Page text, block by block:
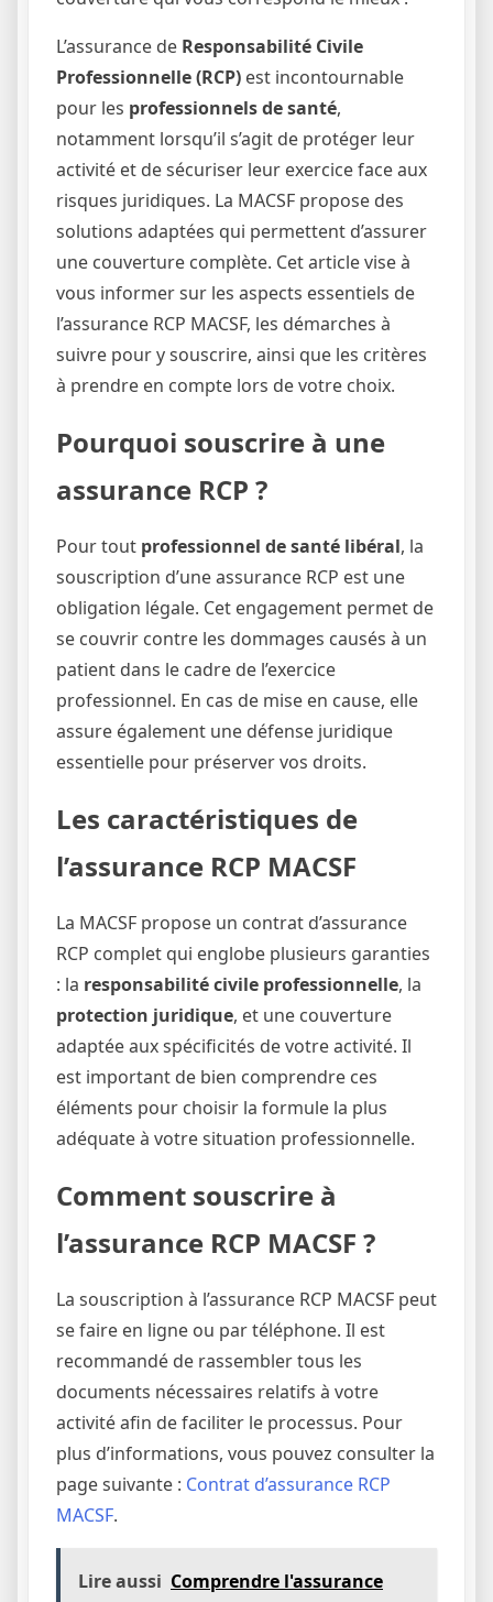
L’assurance de Responsabilité Civile
Professionnelle (RCP) est incontournable
pour les professionnels de santé,
notamment lorsqu’il s’agit de protéger leur
activité et de sécuriser leur exercice face aux
risques juridiques. La MACSF propose des
solutions adaptées qui permettent d’assurer
une couverture complète. Cet article vise à
vous informer sur les aspects essentiels de
l’assurance RCP MACSF, les démarches à
suivre pour y souscrire, ainsi que les critères
à prendre en compte lors de votre choix.
Pourquoi souscrire à une
assurance RCP ?
Pour tout professionnel de santé libéral, la
souscription d’une assurance RCP est une
obligation légale. Cet engagement permet de
se couvrir contre les dommages causés à un
patient dans le cadre de l’exercice
professionnel. En cas de mise en cause, elle
assure également une défense juridique
essentielle pour préserver vos droits.
Les caractéristiques de
l’assurance RCP MACSF
La MACSF propose un contrat d’assurance
RCP complet qui englobe plusieurs garanties
: la responsabilité civile professionnelle, la
protection juridique, et une couverture
adaptée aux spécificités de votre activité. Il
est important de bien comprendre ces
éléments pour choisir la formule la plus
adéquate à votre situation professionnelle.
Comment souscrire à
l’assurance RCP MACSF ?
La souscription à l’assurance RCP MACSF peut
se faire en ligne ou par téléphone. Il est
recommandé de rassembler tous les
documents nécessaires relatifs à votre
activité afin de faciliter le processus. Pour
plus d’informations, vous pouvez consulter la
page suivante : Contrat d’assurance RCP
MACSF.
Lire aussi Comprendre l'assurance